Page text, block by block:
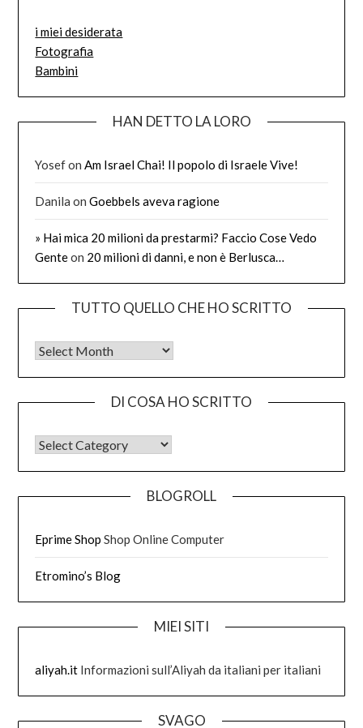
i miei desiderata
Fotografia
Bambini
HAN DETTO LA LORO
YosefonAm Israel Chai! Il popolo di Israele Vive!
Danila onGoebbels aveva ragione
» Hai mica 20 milioni da prestarmi? Faccio Cose Vedo
Genteon 20 milioni di danni, e non è Berlusca…
TUTTO QUELLO CHE HO SCRITTO
Tutto quello che ho scritto
DI COSA HO SCRITTO
DI COSA HO SCRITTO
BLOGROLL
Eprime Shop Shop Online Computer
Etromino’s Blog
MIEI SITI
aliyah.it Informazioni sull’Aliyah da italiani per italiani
SVAGO